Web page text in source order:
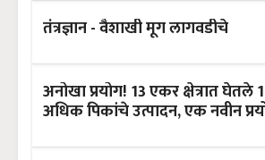
तंत्रज्ञान - वैशाखी मूग लागवडीचे
अनोखा प्रयोग! 13 एकर क्षेत्रात घेतले
अधिक पिकांचे उत्पादन, एक